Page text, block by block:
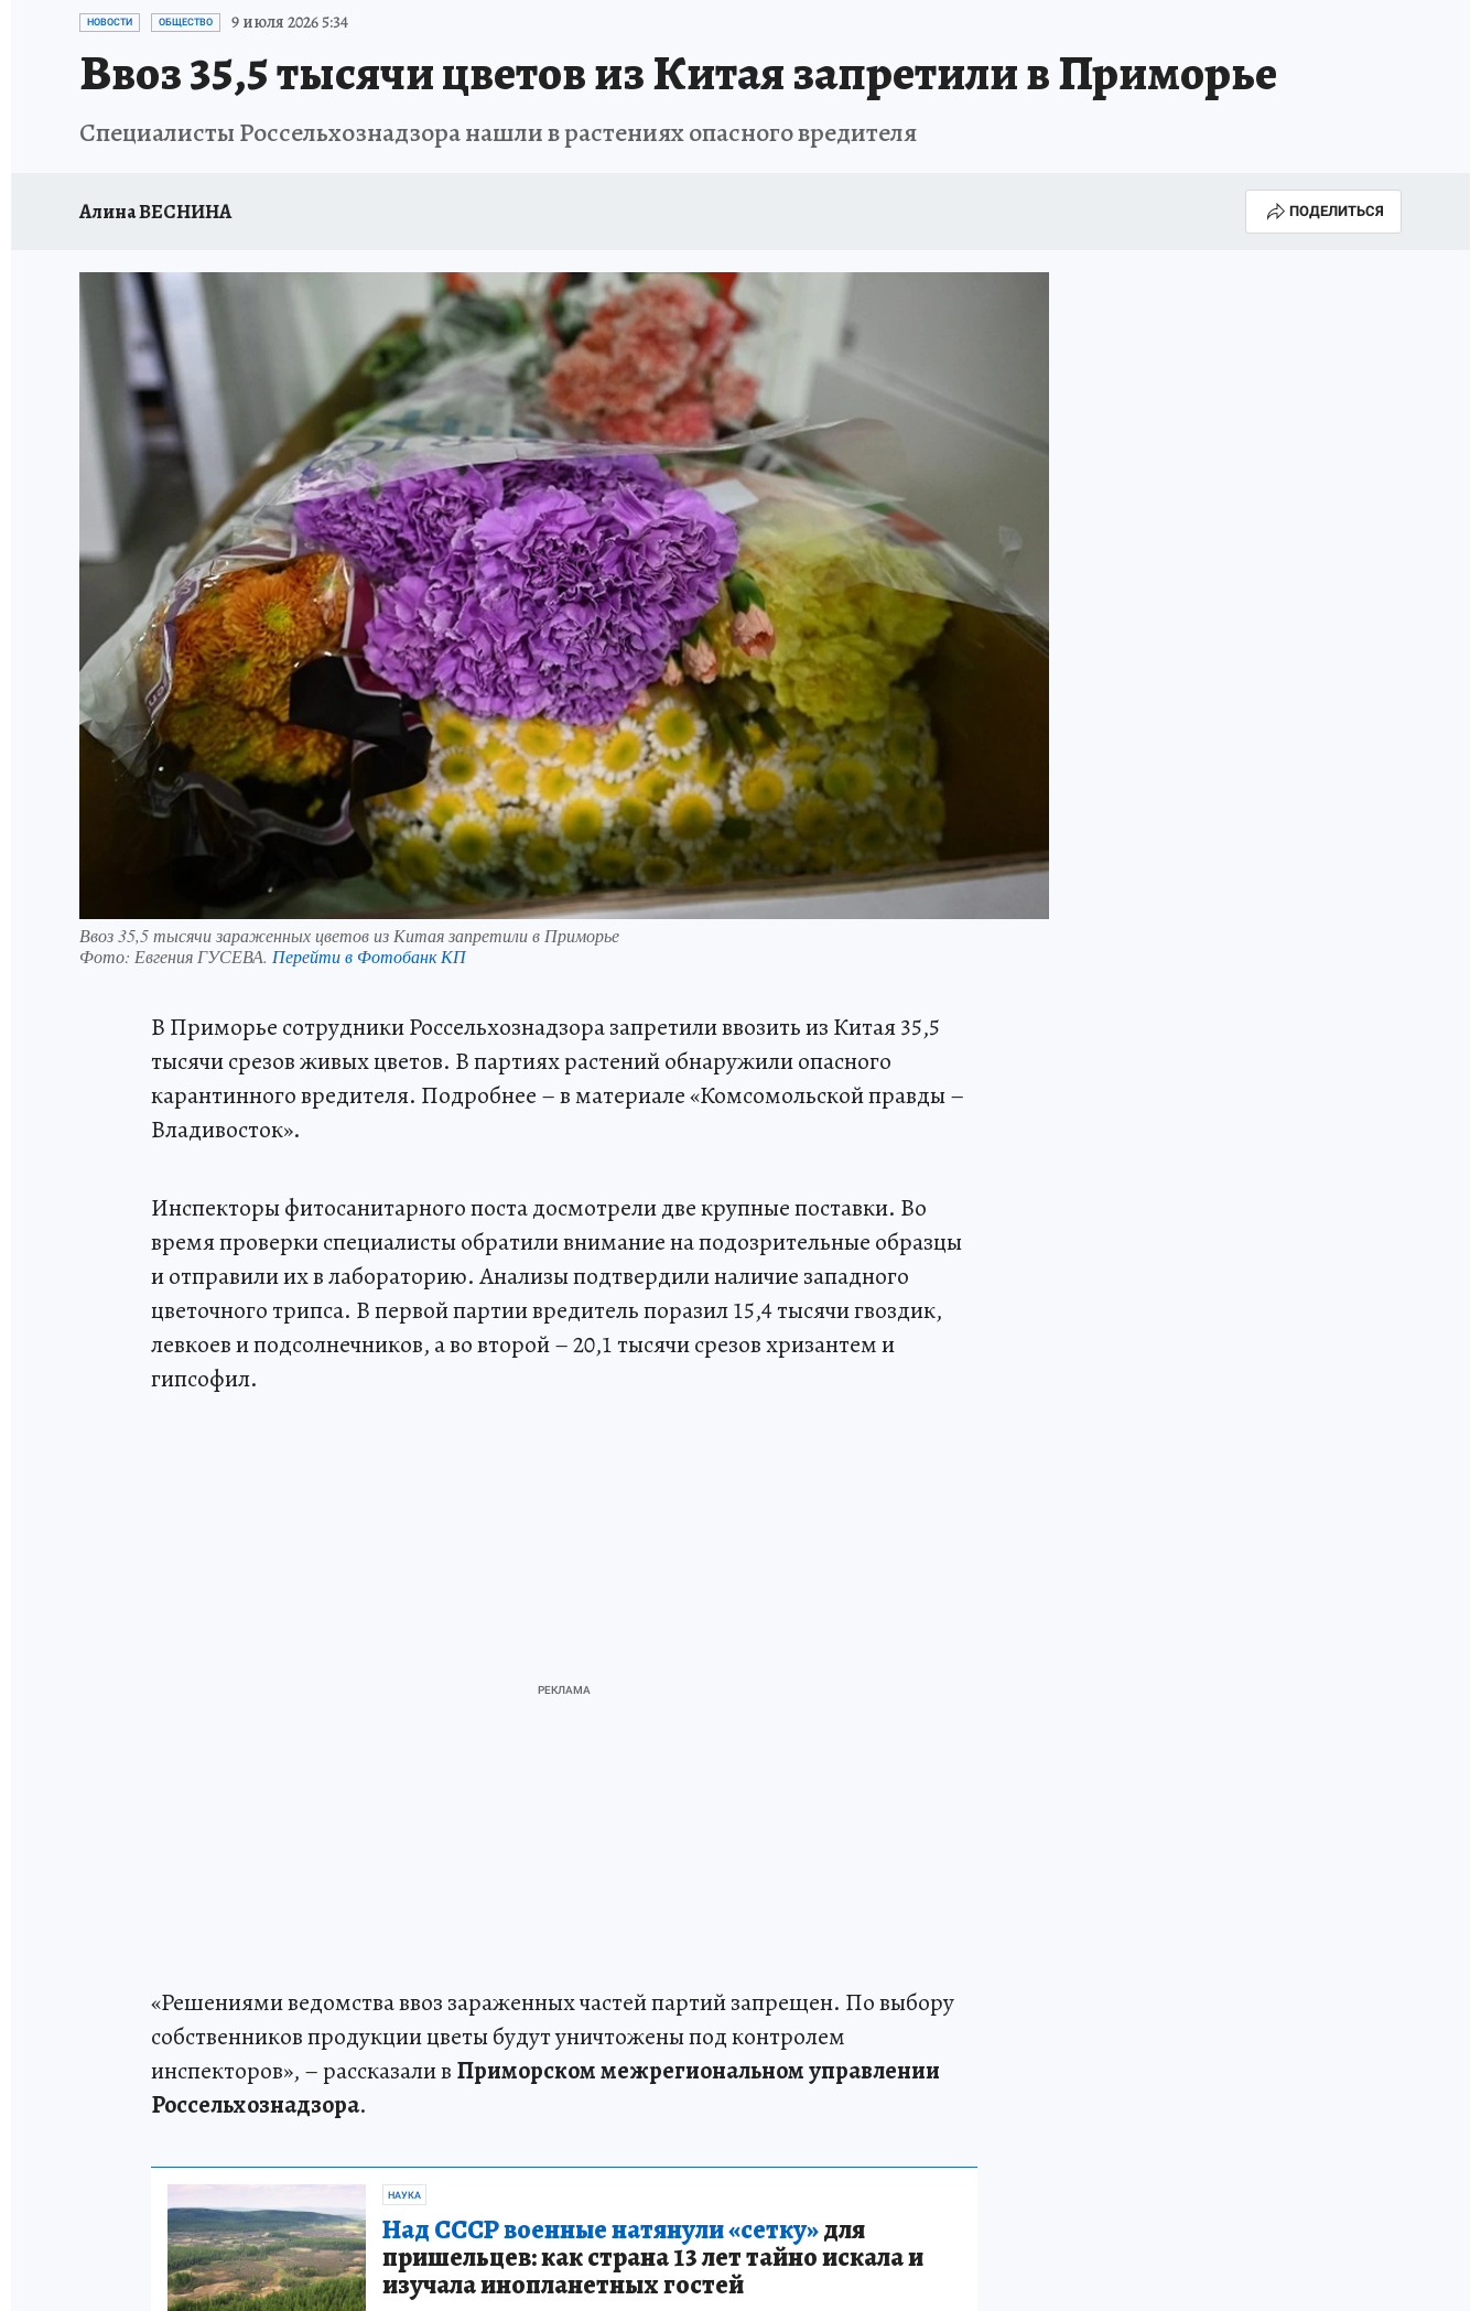
ДЕНЬ ПОБЕДЫ ВО ВЛАДИВОСТОКЕ 2026
АНТИРАК СТРАНИЦЫ ИСТОРИИ ДАЛЬНЕГО ВОСТОКА АФИША МОЙ ЛЮБИМЫЙ УЧИТЕЛЬ – 2024 ИСПЫТАНО НА СЕБЕ
НОВОСТИ ОБЩЕСТВО 9 июля 2026 5:34
Ввоз 35,5 тысячи цветов из Китая запретили в Приморье
Специалисты Россельхознадзора нашли в растениях опасного вредителя
Алина ВЕСНИНА ПОДЕЛИТЬСЯ
Ввоз 35,5 тысячи зараженных цветов из Китая запретили в Приморье
Фото: Евгения ГУСЕВА. Перейти в Фотобанк КП
В Приморье сотрудники Россельхознадзора запретили ввозить из Китая 35,5
тысячи срезов живых цветов. В партиях растений обнаружили опасного
карантинного вредителя. Подробнее – в материале «Комсомольской правды –
Владивосток».
Инспекторы фитосанитарного поста досмотрели две крупные поставки. Во
время проверки специалисты обратили внимание на подозрительные образцы
и отправили их в лабораторию. Анализы подтвердили наличие западного
цветочного трипса. В первой партии вредитель поразил 15,4 тысячи гвоздик,
левкоев и подсолнечников, а во второй – 20,1 тысячи срезов хризантем и
гипсофил.
«Решениями ведомства ввоз зараженных частей партий запрещен. По выбору
собственников продукции цветы будут уничтожены под контролем
инспекторов», – рассказали в Приморском межрегиональном управлении
Россельхознадзора.
НАУКА
Над СССР военные натянули «сетку»для
пришельцев: как страна 13 лет тайно искала и
изучала инопланетных гостей